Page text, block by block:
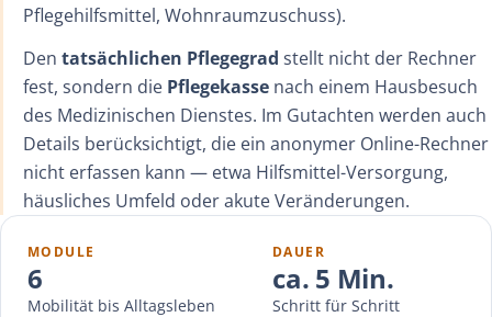
Pflegehilfsmittel, Wohnraumzuschuss).
Den tatsächlichen Pflegegrad stellt nicht der Rechner
fest, sondern die Pflegekassenach einem Hausbesuch
des Medizinischen Dienstes. Im Gutachten werden auch
Details berücksichtigt, die ein anonymer Online-Rechner
nicht erfassen kann — etwa Hilfsmittel-Versorgung,
häusliches Umfeld oder akute Veränderungen.
MODULE
6
Mobilität bis Alltagsleben
DAUER
ca. 5 Min.
Schritt für Schritt